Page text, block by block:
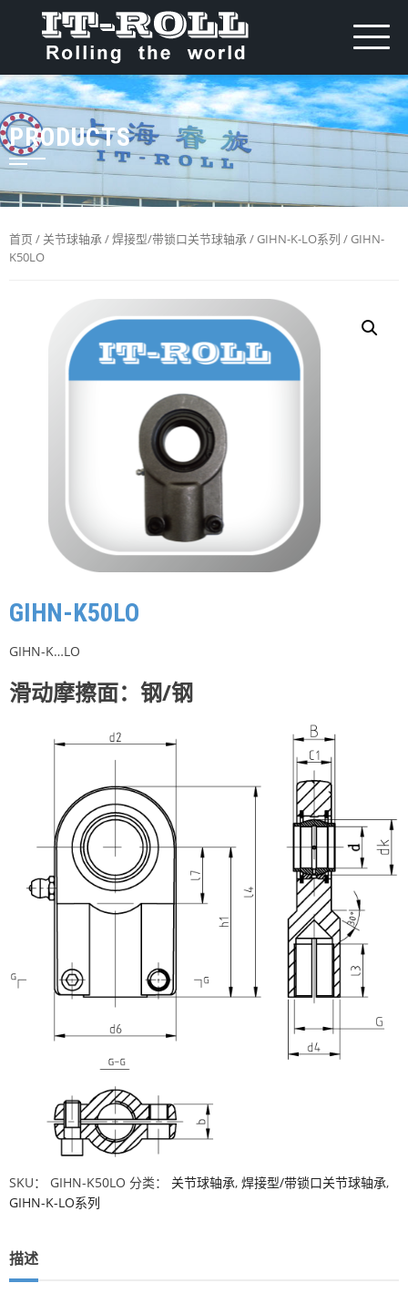
PRODUCTS
首页 / 关节球轴承/焊接型/带锁口关节球轴承/GIHN-K-LO系列 / GIHN-
K50LO
GIHN-K50LO
GIHN-K…LO
滑动摩擦面：钢/钢
SKU： GIHN-K50LO 分类： 关节球轴承, 焊接型/带锁口关节球轴承,
GIHN-K-LO系列
描述